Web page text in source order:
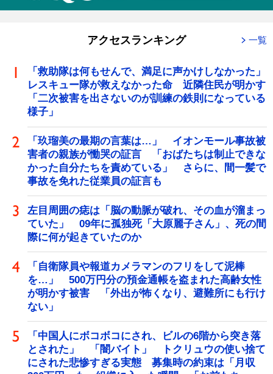
アクセスランキング 一覧
「救助隊は何もせんで、満足に声かけしなかった」
レスキュー隊が救えなかった命 近隣住民が明かす
「二次被害を出さないのが訓練の鉄則になっている
様子」
「玖瑠美の最期の言葉は…」 イオンモール事故被
害者の親族が慟哭の証言 「おばたちは制止できな
かった自分たちを責めている」 さらに、間一髪で
事故を免れた従業員の証言も
左目周囲の痣は「脳の動脈が破れ、その血が溜まっ
ていた」 09年に孤独死「大原麗子さん」、死の間
際に何が起きていたのか
「自衛隊員や報道カメラマンのフリをして泥棒
を…」 500万円分の預金通帳を盗まれた高齢女性
が明かす被害 「外出が怖くなり、避難所にも行け
ない」
「中国人にボコボコにされ、ビルの6階から突き落
とされた」 「闇バイト」 トクリュウの使い捨て
にされた悲惨すぎる実態 募集時の約束は「月収